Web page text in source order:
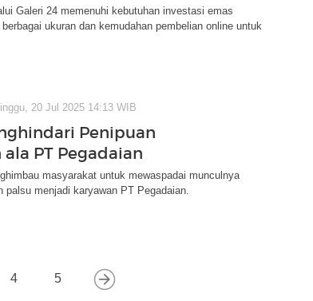
Galeri 24 memenuhi kebutuhan investasi emas
ukuran dan kemudahan pembelian online untuk
20 Jul 2025 14:13 WIB
Penipuan
PT Pegadaian
masyarakat untuk mewaspadai munculnya
palsu menjadi karyawan PT Pegadaian.
4 5